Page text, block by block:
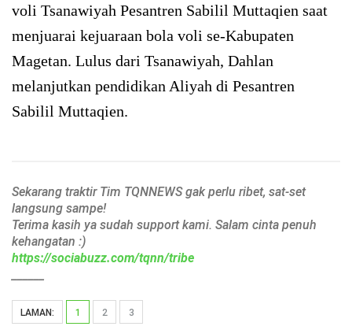
voli Tsanawiyah Pesantren Sabilil Muttaqien saat
menjuarai kejuaraan bola voli se-Kabupaten
Magetan. Lulus dari Tsanawiyah, Dahlan
melanjutkan pendidikan Aliyah di Pesantren
Sabilil Muttaqien.
Sekarang traktir Tim TQNNEWS gak perlu ribet, sat-set
langsung sampe!
Terima kasih ya sudah support kami. Salam cinta penuh
kehangatan :)
https://sociabuzz.com/tqnn/tribe
LAMAN: 1 2 3